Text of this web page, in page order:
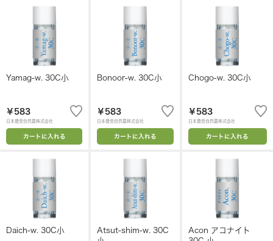
Yamag-w. 30C小
￥583
日本豊受自然農株式会社
カートに入れる
Bonoor-w. 30C小
￥583
日本豊受自然農株式会社
カートに入れる
Chogo-w. 30C小
￥583
日本豊受自然農株式会社
カートに入れる
Daich-w. 30C小
Atsut-shim-w. 30C
Acon アコナイト